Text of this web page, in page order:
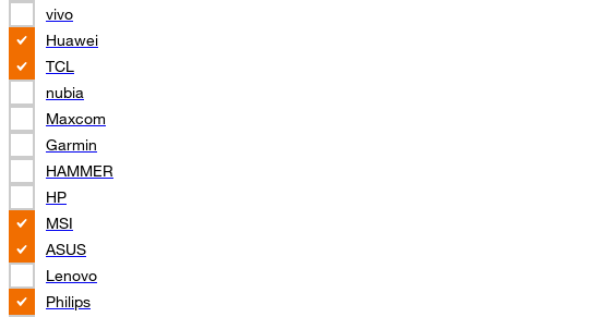
vivo
Huawei
TCL
nubia
Maxcom
Garmin
HAMMER
HP
MSI
ASUS
Lenovo
Philips